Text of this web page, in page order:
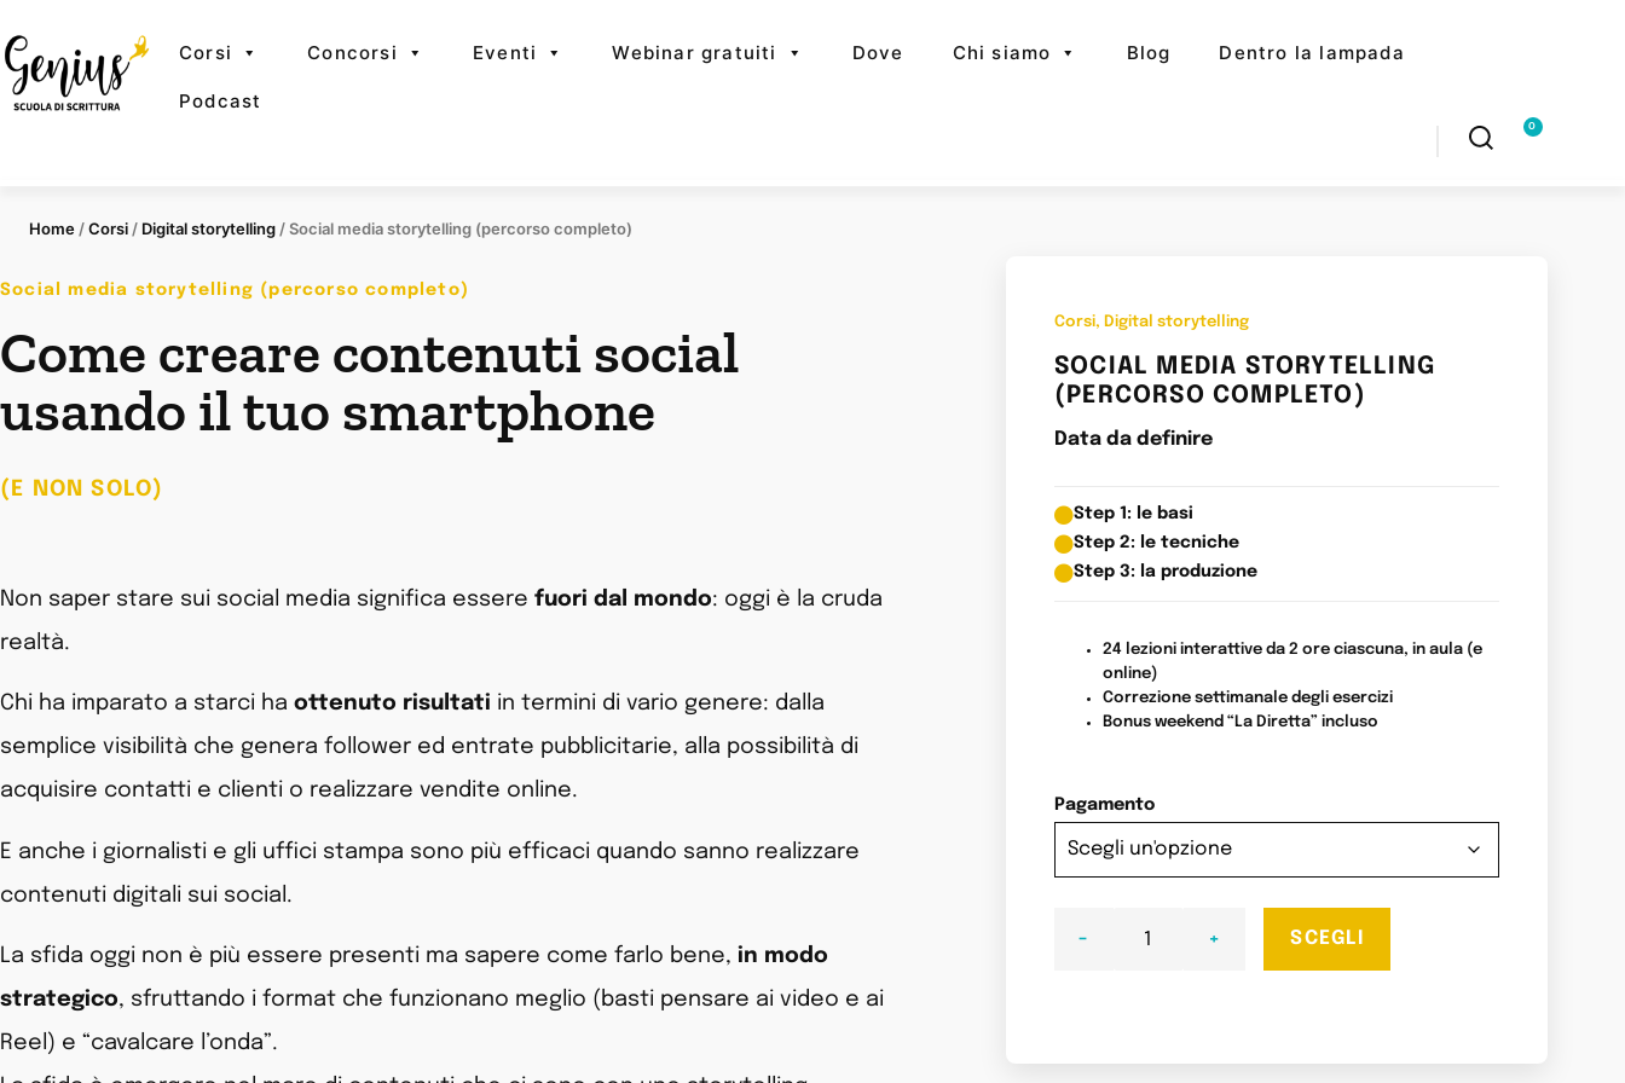
Corsi Concorsi Eventi Webinar gratuiti Dove Chi siamo Blog Dentro la lampada
Podcast
0
Home /Corsi / Digital storytelling / Social media storytelling (percorso completo)
Social media storytelling (percorso completo)
Come creare contenuti social
usando il tuo smartphone
(E NON SOLO)
Non saper stare sui social media significa essere fuori dal mondo: oggi è la cruda
realtà.
Chi ha imparato a starci ha ottenuto risultati in termini di vario genere: dalla
semplice visibilità che genera follower ed entrate pubblicitarie, alla possibilità di
acquisire contatti e clienti o realizzare vendite online.
E anche i giornalisti e gli uffici stampa sono più efficaci quando sanno realizzare
contenuti digitali sui social.
La sfida oggi non è più essere presenti ma sapere come farlo bene, in modo
strategico, sfruttando i format che funzionano meglio (basti pensare ai video e ai
Reel) e “cavalcare l’onda”.
Corsi, Digital storytelling
SOCIAL MEDIA STORYTELLING
(PERCORSO COMPLETO)
Data da definire
Step 1: le basi
Step 2: le tecniche
Step 3: la produzione
24 lezioni interattive da 2 ore ciascuna, in aula (e
online)
Correzione settimanale degli esercizi
Bonus weekend “La Diretta” incluso
Pagamento
- + SCEGLI